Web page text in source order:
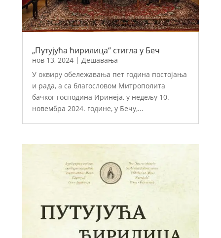
„Путујућа ћирилица“ стигла у Беч
нов 13, 2024| Дешавања
У оквиру обележавања пет година постојања
и рада, а са благословом Митрополита
бачког господина Иринеја, у недељу 10.
новембра 2024. године, у Бечу,...